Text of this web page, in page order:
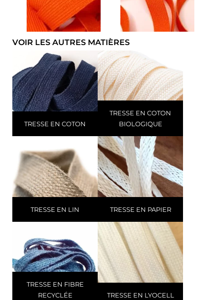
VOIR LES AUTRES MATIÈRES
TRESSE EN COTON
TRESSE EN COTON
BIOLOGIQUE
TRESSE EN LIN TRESSE EN PAPIER
TRESSE EN FIBRE
RECYCLÉE
TRESSE EN LYOCELL